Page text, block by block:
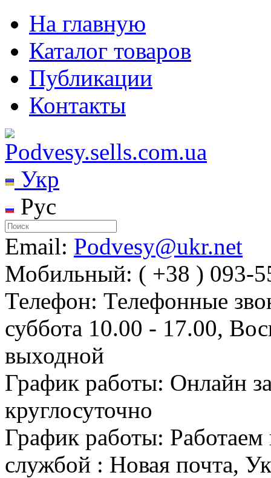
На главную
Каталог товаров
Публикации
Контакты
Укр
Рус
Email: Podvesy@ukr.net
Мобильный: ( +38 ) 093-
Телефон: Телефонные
суббота 10.00 - 17.00,
выходной
График работы: Онлайн
круглосуточно
График работы: Работаем
службой : Новая почта,